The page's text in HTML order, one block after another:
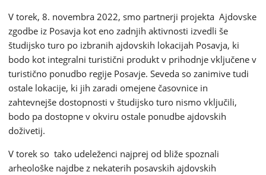
V torek, 8. novembra 2022, smo partnerji projekta Ajdovske
zgodbe iz Posavja kot eno zadnjih aktivnosti izvedli še
študijsko turo po izbranih ajdovskih lokacijah Posavja, ki
bodo kot integralni turistični produkt v prihodnje vključene v
turistično ponudbo regije Posavje. Seveda so zanimive tudi
ostale lokacije, ki jih zaradi omejene časovnice in
zahtevnejše dostopnosti v študijsko turo nismo vključili,
bodo pa dostopne v okviru ostale ponudbe ajdovskih
doživetij.
V torek so tako udeleženci najprej od bliže spoznali
arheološke najdbe z nekaterih posavskih ajdovskih